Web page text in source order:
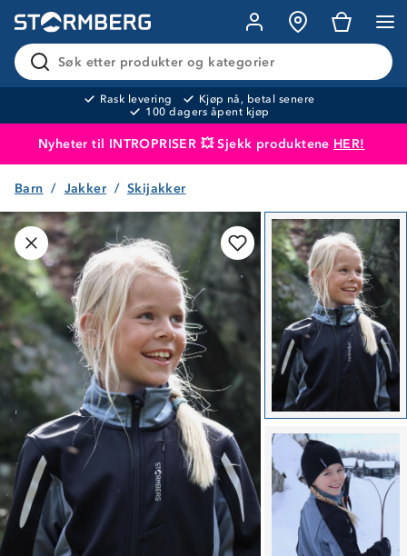
Søk etter produkter og kategorier
Rask levering
Kjøp nå, betal senere
100 dagers åpent kjøp
Nyheter til INTROPRISER 💥 Sjekk produktene HER!
Produktet er lagt i handlekurven
Barn Jakker Skijakker